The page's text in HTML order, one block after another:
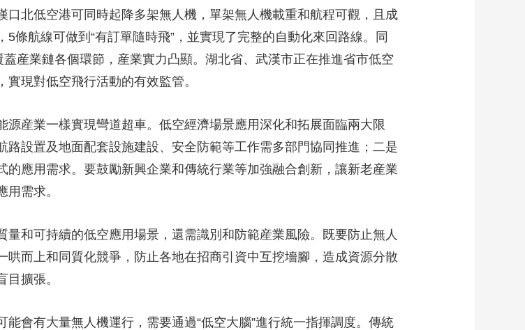
北低空港可同時起降多架無人機，單架無人機載重和航程可觀，且成
條航線可做到“有訂單隨時飛”，並實現了完整的自動化來回路線。同
産業鏈各個環節，産業實力凸顯。湖北省、武漢市正在推進省市低空
現對低空飛行活動的有效監管。
産業一樣實現彎道超車。低空經濟場景應用深化和拓展面臨兩大限
設置及地面配套設施建設、安全防範等工作需多部門協同推進；二是
應用需求。要鼓勵新興企業和傳統行業等加強融合創新，讓新老産業
需求。
和可持續的低空應用場景，還需識別和防範産業風險。既要防止無人
而上和同質化競爭，防止各地在招商引資中互挖墻腳，造成資源分散
擴張。
會有大量無人機運行，需要通過“低空大腦”進行統一指揮調度。傳統